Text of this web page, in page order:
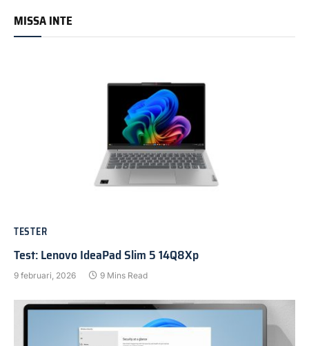
MISSA INTE
TESTER
Test: Lenovo IdeaPad Slim 5 14Q8Xp
9 februari, 2026 9 Mins Read